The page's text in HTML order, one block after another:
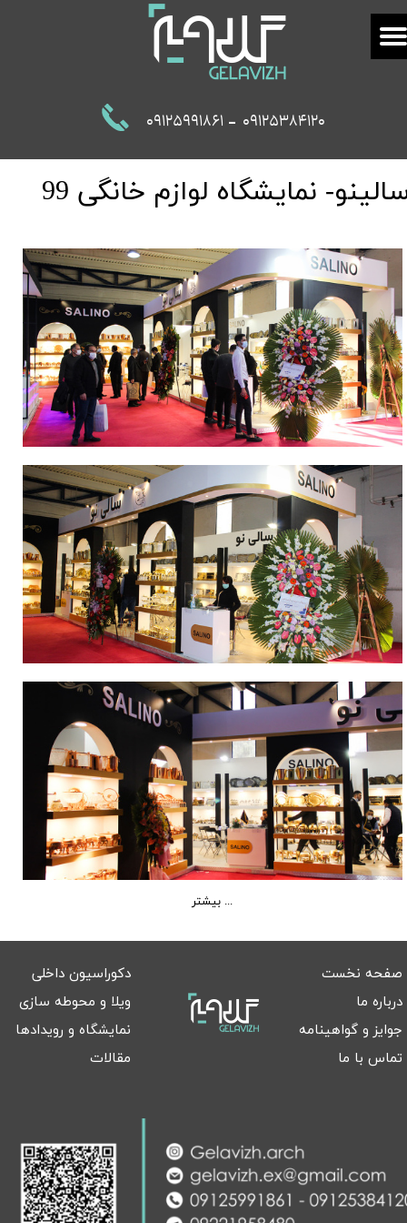
09125991861 09125384120
-
نمایشگاه لوازم خانگی 99
بیشتر ...
صفحه نخست
درباره ما
جوایز و گواهینامه
تماس با ما
دکوراسیون داخلی
ویلا و محوطه سازی
نمایشگاه و رویدادها
مقالات